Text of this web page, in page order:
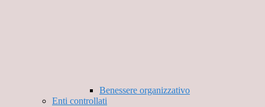
Benessere organizzativo
Enti controllati